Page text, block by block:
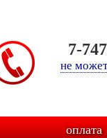
7-
не
оплата